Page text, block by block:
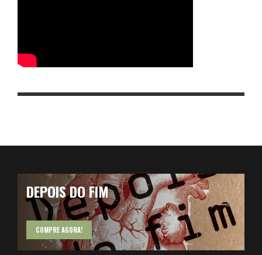
DEPOIS DO FIM
COMPRE AGORA!